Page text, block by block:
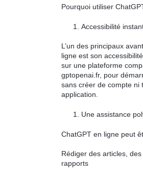
Pourquoi utiliser
Accessibilité
L’un des principaux
ligne est son
sur une plateforme
gptopenai.fr, pour
sans créer de compte ni
application.
Une assistance
ChatGPT en ligne peut
Rédiger des articles,
rapports